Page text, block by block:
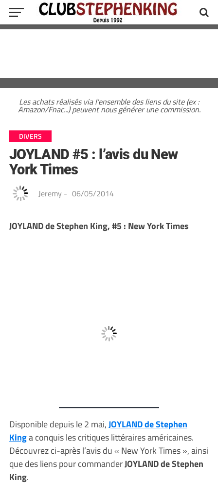
Les achats réalisés via l'ensemble des liens du site (ex :
Amazon/Fnac...) peuvent nous générer une commission.
DIVERS
JOYLAND #5 : l’avis du New
York Times
Jeremy - 06/05/2014
JOYLAND de Stephen King, #5 : New York Times
Disponible depuis le 2 mai,JOYLAND de Stephen
Kinga conquis les critiques littéraires américaines.
Découvrez ci-après l’avis du « New York Times », ainsi
que des liens pour commanderJOYLAND de Stephen
King.